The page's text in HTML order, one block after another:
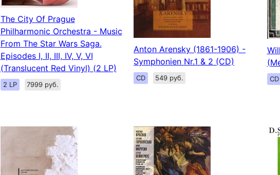
The City Of Prague
Philharmonic Orchestra - Music
From The Star Wars Saga.
Episodes I, II, III, IV, V, VI
(Translucent Red Vinyl) (2 LP)
2 LP 7999 руб.
Anton Arensky (1861-1906) -
Symphonien Nr.1 & 2 (CD)
CD 549 руб. CD